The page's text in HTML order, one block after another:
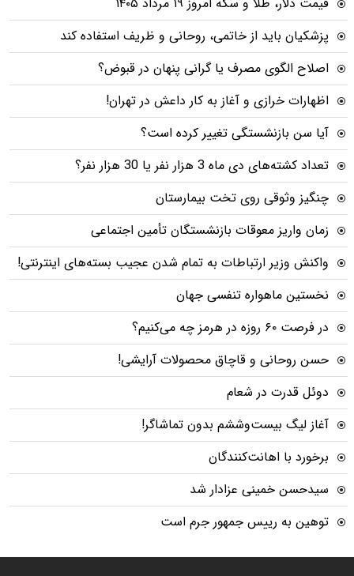
پزشکیان باید از خاتمی، روحانی و ظریف استفاده کند
اصلاح الگوی مصرف یا گرانی پنهان در قبوض؟
اظهارات خرازی و آغاز به کار داعش در تهران!
آیا سن بازنشستگی تغییر کرده است؟
تعداد کشته‌های دی ماه 3 هزار نفر یا 30 هزار نفر؟
چنگیز وثوقی روی تخت بیمارستان
زمان واریز معوقات بازنشستگان تأمین اجتماعی
واکنش وزیر ارتباطات به تمام شدن عجیب بسته‌های اینترنتی!
نخستین ماهواره تنفسی جهان
در فرصت ۶۰ روزه در هرمز چه می‌کنیم؟
حسن روحانی و قاچاق محصولات آرایشی!
دوئل قدرت در شعام
آغاز لیگ بیست‌وششم بدون تماشاگر!
برخورد با اهانت‌کنندگان
سیدحسن خمینی عزادار شد
توهین به رییس جمهور جرم است